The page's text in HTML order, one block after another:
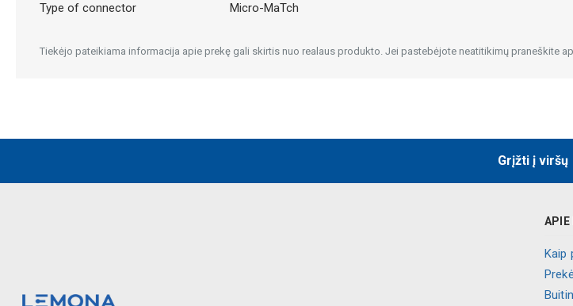
Type of connector Micro-MaTch
Tiekėjo pateikiama informacija apie prekę gali skirtis nuo realaus produkto. Jei pastebėjote neatitikimų praneškite
Grįžti į viršų
APIE
Kaip